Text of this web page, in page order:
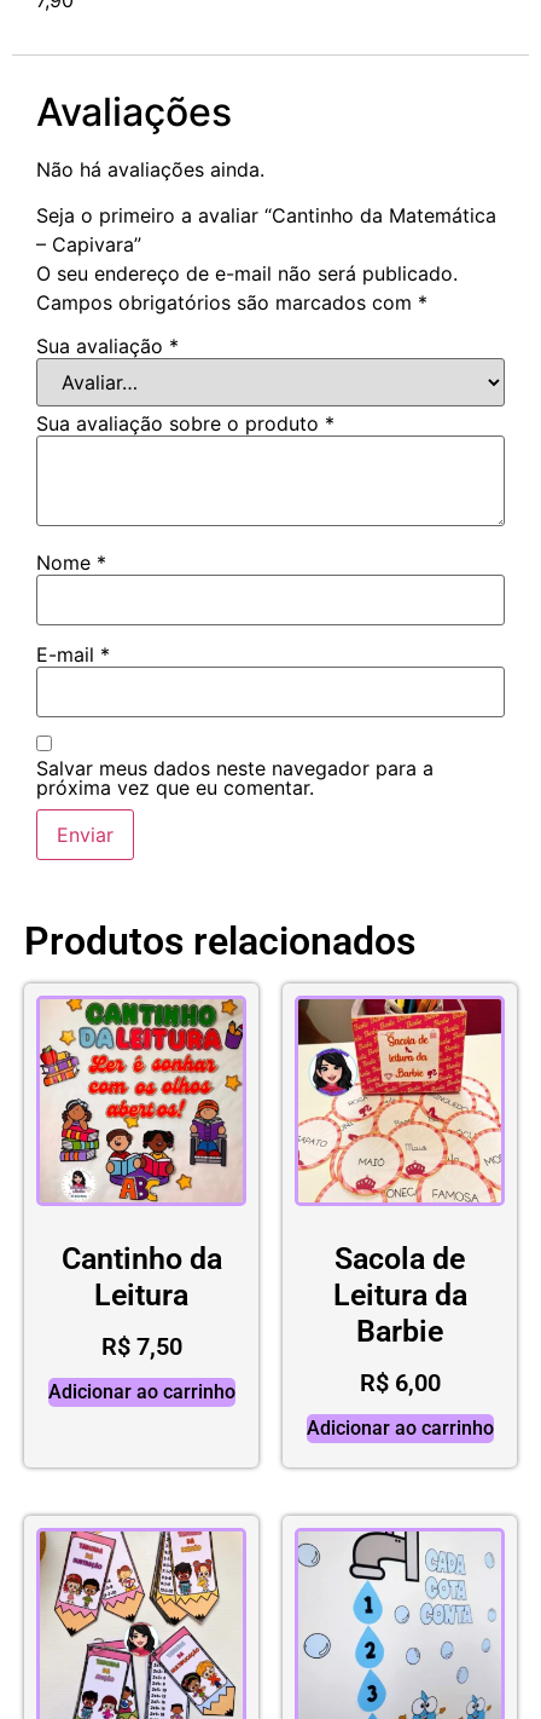
Avaliações
Não há avaliações ainda.
Seja o primeiro a avaliar “Cantinho da Matemática
– Capivara”
O seu endereço de e-mail não será publicado.
Campos obrigatórios são marcados com *
Sua avaliação *
Sua avaliação sobre o produto *
Nome *
E-mail *
Salvar meus dados neste navegador para a
próxima vez que eu comentar.
Produtos relacionados
Cantinho da
Leitura
R$7,50
Adicionar ao carrinho
Sacola de
Leitura da
Barbie
R$6,00
Adicionar ao carrinho